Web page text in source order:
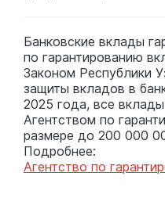
Банковские вклады
по гарантированию
Законом Республики
защиты вкладов в
2025 года, все
Агентством по
размере до 200 000
Подробнее:
Агентство по